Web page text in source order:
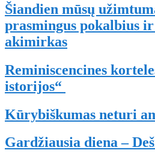
Šiandien mūsų
prasmingus pokalbius ir
akimirkas
Reminiscencines
istorijos“
Kūrybiškumas neturi
Gardžiausia diena –